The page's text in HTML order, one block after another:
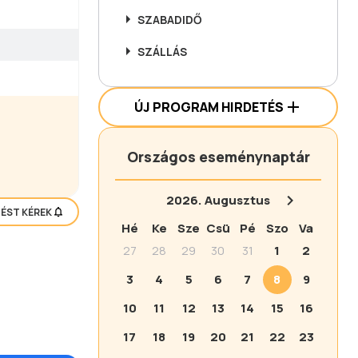
KÉREK
SZABADIDŐ
SZÁLLÁS
ÚJ PROGRAM HIRDETÉS
Országos eseménynaptár
2026.Augusztus
Hé
Ke Sze Csü Pé Szo
Va
27
28 29 30 31 1
2
3
4 5 6 7 8
9
10
11 12 13 14 15
16
17
18 19 20 21 22
23